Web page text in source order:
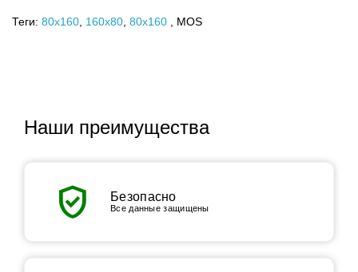
Теги: 80x160 160х80 80х160 , MOS
Наши преимущества
verified_user Безопасно
Все данные защищены